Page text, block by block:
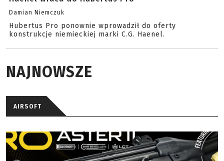
Damian Niemczuk
Hubertus Pro ponownie wprowadził do oferty
konstrukcje niemieckiej marki C.G. Haenel.
NAJNOWSZE
AIRSOFT